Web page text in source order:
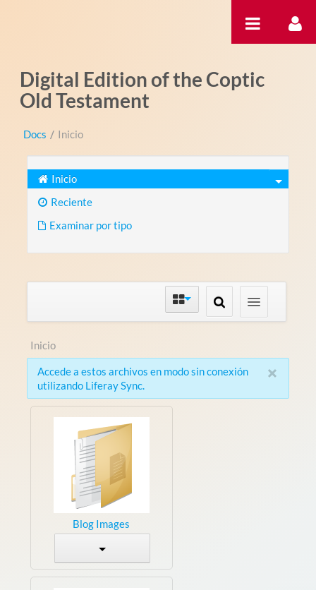
Digital Edition of the Coptic
Old Testament
Docs / Inicio
Inicio
Reciente
Examinar por tipo
Inicio
×
Accede a estos archivos en modo sin conexión
utilizando Liferay Sync.
Blog Images